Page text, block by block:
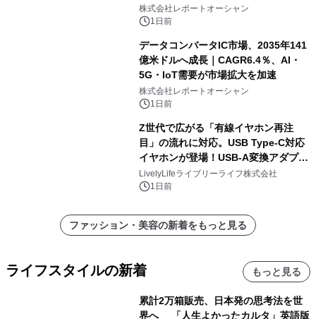
加速
株式会社レポートオーシャン
1日前
データコンバータIC市場、2035年141
億米ドルへ成長｜CAGR6.4％、AI・
5G・IoT需要が市場拡大を加速
株式会社レポートオーシャン
1日前
Z世代で広がる「有線イヤホン再注
目」の流れに対応。USB Type-C対応
イヤホンが登場！USB-A変換アダプタ
ー付きでスマホからパソコンまで幅広
く活用可能
LivelyLifeライブリーライフ株式会社
1日前
ファッション・美容の新着をもっと見る
ライフスタイルの新着 もっと見る
累計2万箱販売、日本発の思考法を世
界へ 「人生よかったカルタ」英語版